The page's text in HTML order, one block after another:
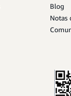
Blog
Notas